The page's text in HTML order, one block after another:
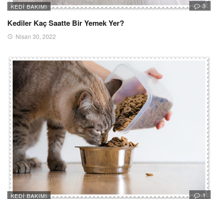
KEDI BAKIMI 3
Kediler Kaç Saatte Bir Yemek Yer?
Nisan 30, 2022
KEDI BAKIMI 1